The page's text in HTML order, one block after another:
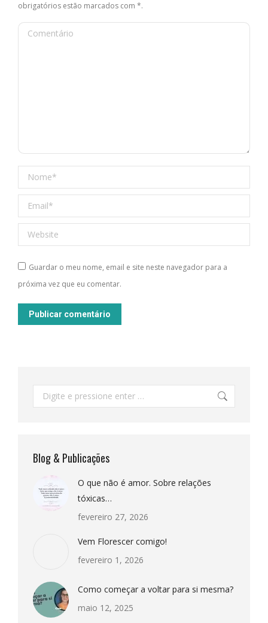
obrigatórios estão marcados com *.
Comentário
Nome *
Email *
Website
Guardar o meu nome, email e site neste navegador para a
próxima vez que eu comentar.
Publicar comentário
Pesquisar:
Blog & Publicações
O que não é amor. Sobre relações
tóxicas…
fevereiro 27, 2026
Vem Florescer comigo!
fevereiro 1, 2026
Como começar a voltar para si mesma?
maio 12, 2025